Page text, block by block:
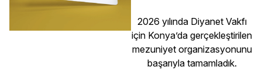
2026 yılında Diyanet Vakfı
için Konya’da gerçekleştirilen
mezuniyet organizasyonunu
başarıyla tamamladık.